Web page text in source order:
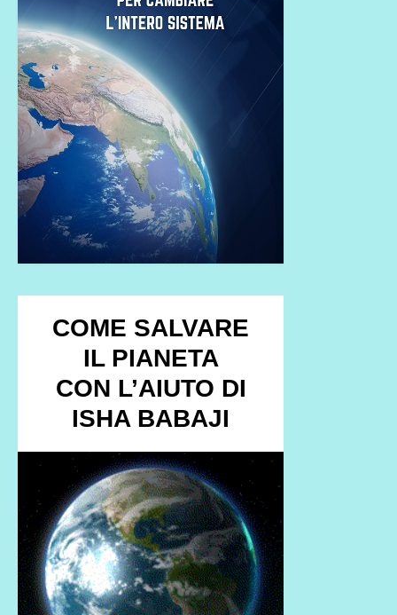
COME SALVARE
IL PIANETA
CON L’AIUTO DI
ISHA BABAJI